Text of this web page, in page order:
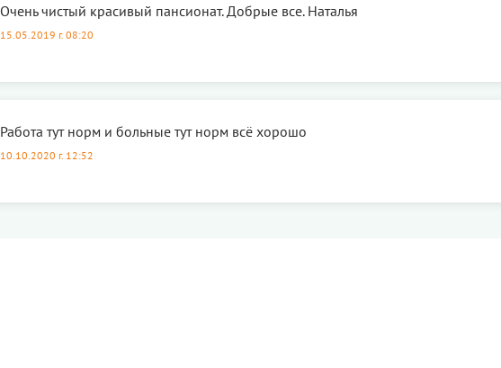
Очень чистый красивый пансионат. Добрые все. Наталья
15.05.2019 г. 08:20
Работа тут норм и больные тут норм всё хорошо
10.10.2020 г. 12:52